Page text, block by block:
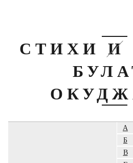
СТИХИ И
А
Б
В